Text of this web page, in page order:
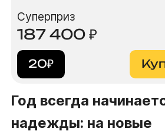
Суперприз
187 400₽
20₽
Год всегда
надежды: на новые